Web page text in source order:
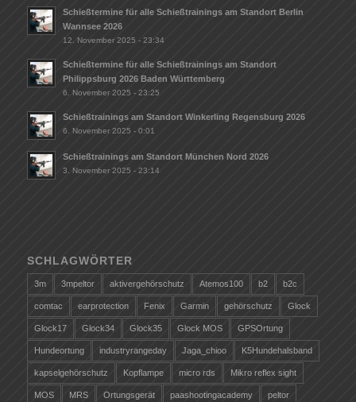
Schießtermine für alle Schießtrainings am Standort Berlin
Wannsee 2026
12. November 2025 - 23:34
Schießtermine für alle Schießtrainings am Standort
Philippsburg 2026 Baden Württemberg
6. November 2025 - 23:25
Schießtrainings am Standort Winkerling Regensburg 2026
6. November 2025 - 0:01
Schießtrainings am Standort München Nord 2026
3. November 2025 - 23:14
SCHLAGWÖRTER
3m 3mpeltor aktivergehörschutz Atemos100 b2 b2c
comtac earprotection Fenix Garmin gehörschutz Glock
Glock17 Glock34 Glock35 Glock MOS GPSOrtung
Hundeortung industryrangeday Jaga_chioo K5Hundehalsband
kapselgehörschutz Kopflampe micro rds Mikro reflex sight
MOS MRS Ortungsgerät paashootingacademy peltor